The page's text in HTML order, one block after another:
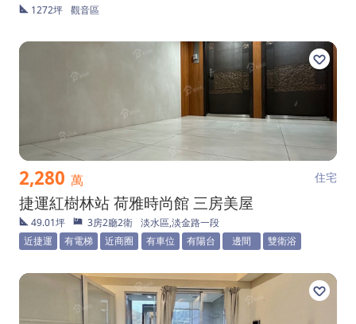
1272坪 觀音區
2,280 萬 住宅
捷運紅樹林站 荷雅時尚館 三房美屋
49.01坪 3房2廳2衛 淡水區,淡金路一段
近捷運
有電梯 近商圈 有車位 有陽台 邊間 雙衛浴